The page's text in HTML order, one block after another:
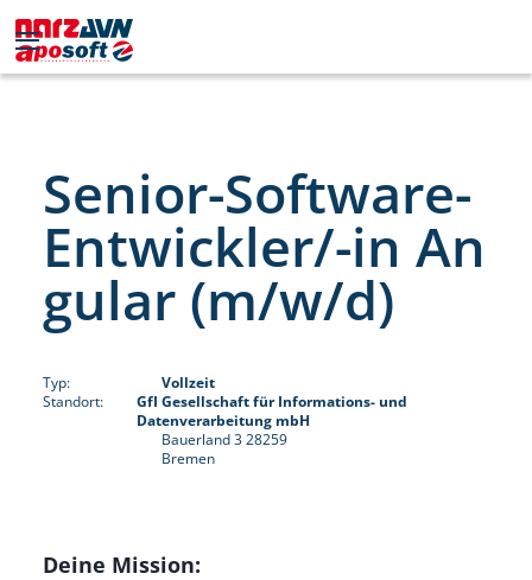
Senior-Software-
Entwickler/-in An
gular (m/w/d)
Typ:
Vollzeit
Standort:
GfI Gesellschaft für Informations- und
Datenverarbeitung mbH
Bauerland 3 28259
Bremen
Deine Mission: